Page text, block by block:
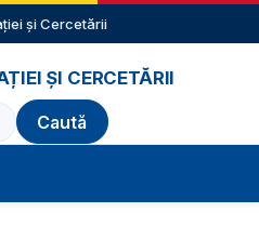
și Cercetării
ȘI CERCETĂRII